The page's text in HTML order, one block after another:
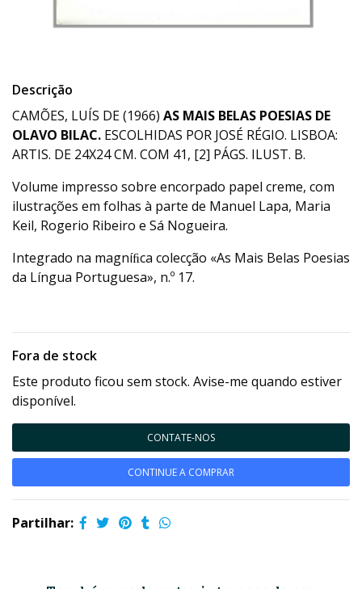
Descrição
CAMÕES, LUÍS DE (1966) AS MAIS BELAS POESIAS DE
OLAVO BILAC. ESCOLHIDAS POR JOSÉ RÉGIO. LISBOA:
ARTIS. DE 24X24 CM. COM 41, [2] PÁGS. ILUST. B.
Volume impresso sobre encorpado papel creme, com
ilustrações em folhas à parte de Manuel Lapa, Maria
Keil, Rogerio Ribeiro e Sá Nogueira.
Integrado na magníﬁca colecção «As Mais Belas Poesias
da Língua Portuguesa», n.º 17.
Fora de stock
Este produto ficou sem stock. Avise-me quando estiver
disponível.
CONTATE-NOS
CONTINUE A COMPRAR
Partilhar: